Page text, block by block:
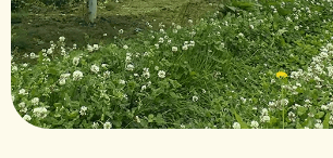
Ниже рассмотрим, какой участок
подходит для фундукового сада, и на
что важно обратить внимание ещё до
покупки или аренды земли.